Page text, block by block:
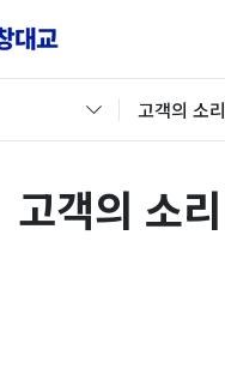
고객의 소리
고객의 소리